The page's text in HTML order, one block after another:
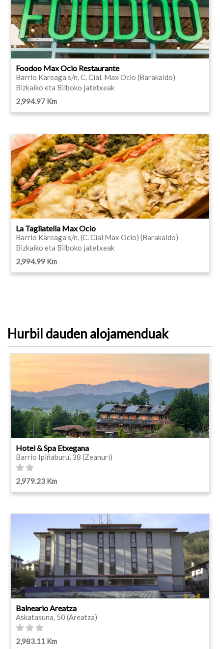
Foodoo Max Ocio Restaurante
Barrio Kareaga s/n, C. Cial. Max Ocio (Barakaldo)
Bizkaiko eta Bilboko jatetxeak
2,994.97 Km
La Tagliatella Max Ocio
Barrio Kareaga s/n, (C. Cial Max Ocio) (Barakaldo)
Bizkaiko eta Bilboko jatetxeak
2,994.99 Km
Hurbil dauden alojamenduak
Hotel & Spa Etxegana
Barrio Ipiñaburu, 38 (Zeanuri)
2,979.23 Km
Balneario Areatza
Askatasuna, 50 (Areatza)
2,983.11 Km